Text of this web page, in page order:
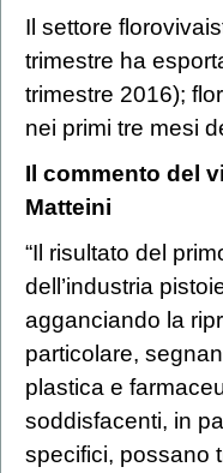
Il settore
trimestre ha
trimestre 2016);
nei primi tre mesi
Il commento del
Matteini
“Il risultato del
dell’industria
agganciando la
particolare,
plastica e
soddisfacenti, in
specifici, possano